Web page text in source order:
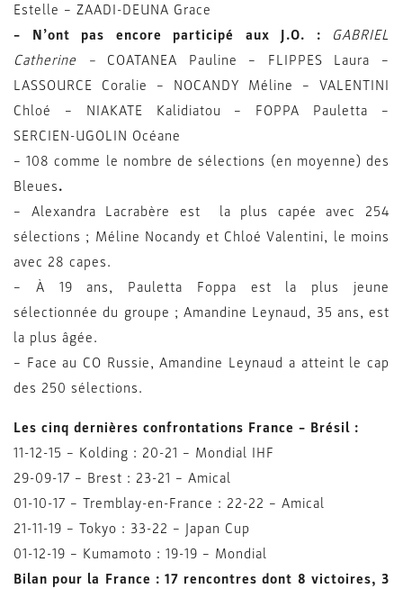
Estelle – ZAADI-DEUNA Grace
– N’ont pas encore participé aux J.O. :
GABRIEL
Catherine – COATANEA Pauline – FLIPPES Laura –
LASSOURCE Coralie – NOCANDY Méline – VALENTINI
Chloé – NIAKATE Kalidiatou – FOPPA Pauletta –
SERCIEN-UGOLIN Océane
– 108 comme le nombre de sélections (en moyenne) des
Bleues.
– Alexandra Lacrabère est la plus capée avec 254
sélections ; Méline Nocandy et Chloé Valentini, le moins
avec 28 capes.
– À 19 ans, Pauletta Foppa est la plus jeune
sélectionnée du groupe ; Amandine Leynaud, 35 ans, est
la plus âgée.
– Face au CO Russie, Amandine Leynaud a atteint le cap
des 250 sélections.
Les cinq dernières confrontations France – Brésil :
11-12-15 – Kolding : 20-21 – Mondial IHF
29-09-17 – Brest : 23-21 – Amical
01-10-17 – Tremblay-en-France : 22-22 – Amical
21-11-19 – Tokyo : 33-22 – Japan Cup
01-12-19 – Kumamoto : 19-19 – Mondial
Bilan pour la France : 17 rencontres dont 8 victoires, 3